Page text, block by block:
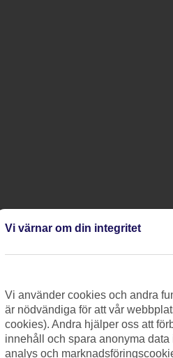
Vi värnar om din integritet
Vi använder cookies och andra
är nödvändiga för att vår
cookies). Andra hjälper oss att
innehåll och spara anonyma
analys och